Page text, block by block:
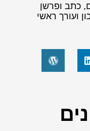
כתב ופרשן
ועורך ראשי